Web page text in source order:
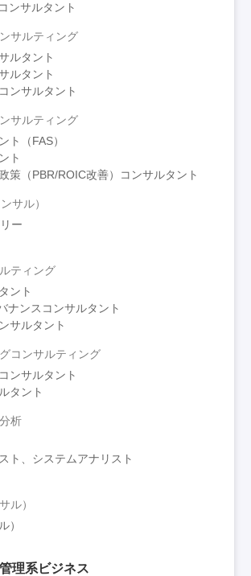
ンサルタント
サルティング
ルタント
ルタント
ンサルタント
サルティング
ト（FAS）
ト
策（PBR/ROIC改善）コンサルタント
サル）
ー
ティング
ント
ナンスコンサルタント
サルタント
コンサルティング
ンサルタント
タント
析
ト、システムアナリスト
ル）
）
理系ビジネス